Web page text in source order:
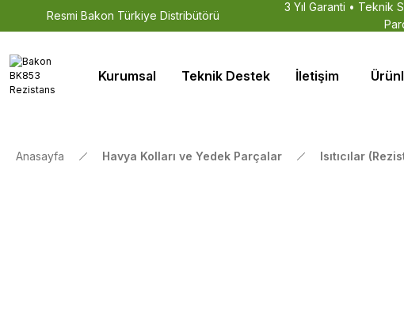
Resmi Bakon Türkiye Distribütörü
3 Yıl Garanti • Teknik
Kurumsal Teknik Destek İletişim
Anasayfa Havya Kolları ve Yedek Parçalar Isıtıcılar